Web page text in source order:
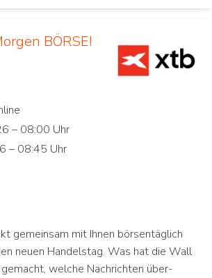
BÖRSE!
gemeinsam mit Ihnen börsentäglich
neuen Handelstag. Was hat die Wall
welche Nachrichten über-